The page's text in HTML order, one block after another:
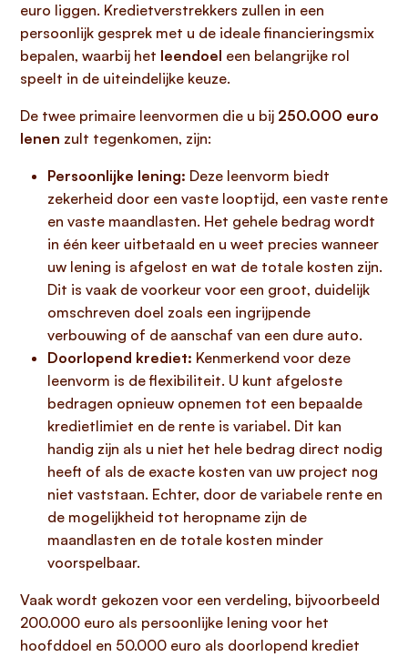
euro liggen. Kredietverstrekkers zullen in een
persoonlijk gesprek met u de ideale financieringsmix
bepalen, waarbij het leendoel een belangrijke rol
speelt in de uiteindelijke keuze.
De twee primaire leenvormen die u bij 250.000 euro
lenen zult tegenkomen, zijn:
Persoonlijke lening: Deze leenvorm biedt
zekerheid door een vaste looptijd, een vaste rente
en vaste maandlasten. Het gehele bedrag wordt
in één keer uitbetaald en u weet precies wanneer
uw lening is afgelost en wat de totale kosten zijn.
Dit is vaak de voorkeur voor een groot, duidelijk
omschreven doel zoals een ingrijpende
verbouwing of de aanschaf van een dure auto.
Doorlopend krediet: Kenmerkend voor deze
leenvorm is de flexibiliteit. U kunt afgeloste
bedragen opnieuw opnemen tot een bepaalde
kredietlimiet en de rente is variabel. Dit kan
handig zijn als u niet het hele bedrag direct nodig
heeft of als de exacte kosten van uw project nog
niet vaststaan. Echter, door de variabele rente en
de mogelijkheid tot heropname zijn de
maandlasten en de totale kosten minder
voorspelbaar.
Vaak wordt gekozen voor een verdeling, bijvoorbeeld
200.000 euro als persoonlijke lening voor het
hoofddoel en 50.000 euro als doorlopend krediet